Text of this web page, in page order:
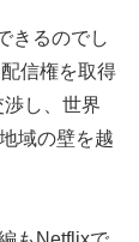
きるのでし
信権を取得
し、世界
域の壁を越